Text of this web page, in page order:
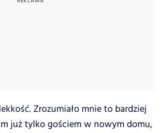
Zrozumiało mnie to bardziej
już tylko gościem w nowym domu,